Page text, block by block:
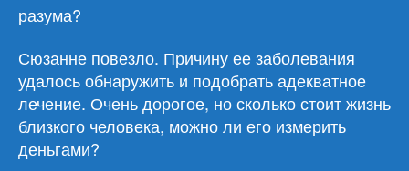
разума?
Сюзанне повезло. Причину ее заболевания
удалось обнаружить и подобрать адекватное
лечение. Очень дорогое, но сколько стоит жизнь
близкого человека, можно ли его измерить
деньгами?